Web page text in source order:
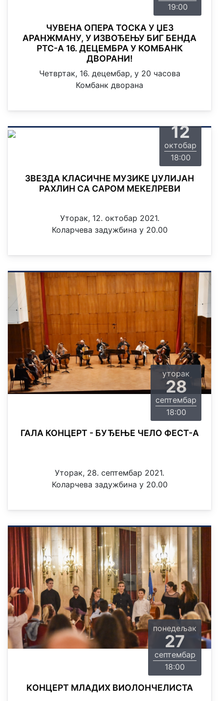
19:00
ЧУВЕНА ОПЕРА ТОСКА У ЏЕЗ
АРАНЖМАНУ, У ИЗВОЂЕЊУ БИГ БЕНДА
РТС-А 16. ДЕЦЕМБРА У КОМБАНК
ДВОРАНИ!
Четвртак, 16. децембар, у 20 часова
Комбанк дворана
12
октобар
18:00
ЗВЕЗДА КЛАСИЧНЕ МУЗИКЕ ЏУЛИЈАН
РАХЛИН СА САРОМ МЕКЕЛРЕВИ
Уторак, 12. октобар 2021.
Коларчева задужбина у 20.00
уторак
28
септембар
18:00
ГАЛА КОНЦЕРТ - БУЂЕЊЕ ЧЕЛО ФЕСТ-А
Уторак, 28. септембар 2021.
Коларчева задужбина у 20.00
понедељак
27
септембар
18:00
KОНЦЕРТ МЛАДИХ ВИОЛОНЧЕЛИСТА